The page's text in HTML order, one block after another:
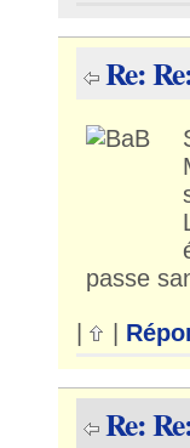
Re:
passe
Re: